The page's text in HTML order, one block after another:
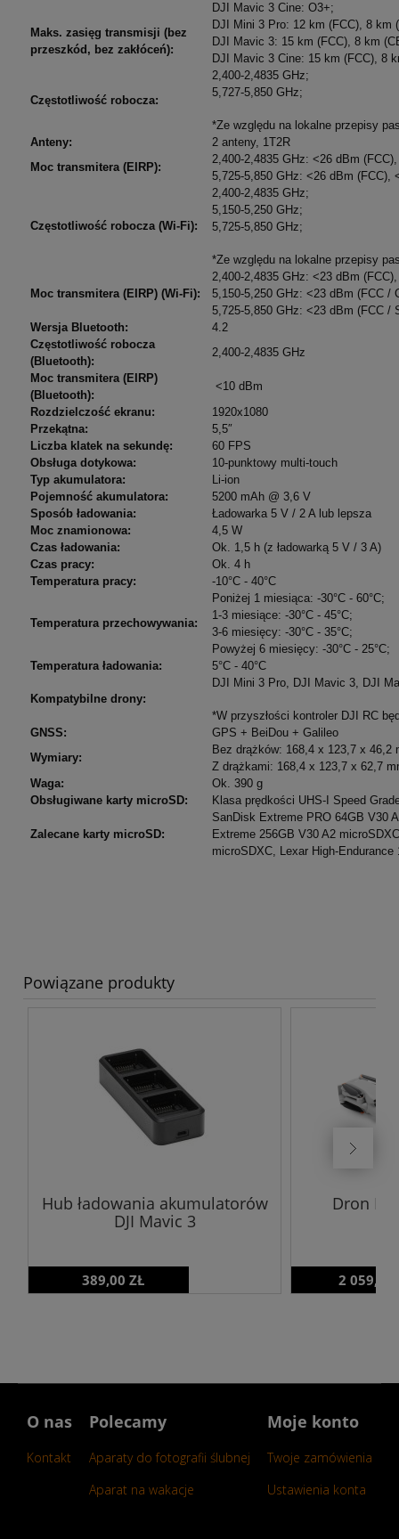
DJI Mavic 3 Cine: O3+;
Maks. zasięg transmisji (bez
przeszkód, bez zakłóceń):
DJI Mini 3 Pro: 12 km (FCC), 8 km
DJI Mavic 3: 15 km (FCC), 8 km
DJI Mavic 3 Cine: 15 km (FCC), 8
Częstotliwość robocza:
2,400-2,4835 GHz;
5,727-5,850 GHz;
*Ze względu na lokalne przepisy
Anteny:
2 anteny, 1T2R
Moc transmitera (EIRP):
2,400-2,4835 GHz: <26 dBm
5,725-5,850 GHz: <26 dBm (FCC),
Częstotliwość robocza (Wi-Fi):
2,400-2,4835 GHz;
5,150-5,250 GHz;
5,725-5,850 GHz;
*Ze względu na lokalne przepisy
Moc transmitera (EIRP) (Wi-Fi):
2,400-2,4835 GHz: <23 dBm
5,150-5,250 GHz: <23 dBm (FCC /
5,725-5,850 GHz: <23 dBm (FCC /
Wersja Bluetooth:
4.2
Częstotliwość robocza
(Bluetooth):
2,400-2,4835 GHz
Moc transmitera (EIRP)
(Bluetooth):
<10 dBm
Rozdzielczość ekranu:
1920x1080
Przekątna:
5,5″
Liczba klatek na sekundę:
60 FPS
Obsługa dotykowa:
10-punktowy multi-touch
Typ akumulatora:
Li-ion
Pojemność akumulatora:
5200 mAh @ 3,6 V
Sposób ładowania:
Ładowarka 5 V / 2 A lub lepsza
Moc znamionowa:
4,5 W
Czas ładowania:
Ok. 1,5 h (z ładowarką 5 V / 3 A)
Czas pracy:
Ok. 4 h
Temperatura pracy:
-10°C - 40°C
Temperatura przechowywania:
Poniżej 1 miesiąca: -30°C - 60°C;
1-3 miesiące: -30°C - 45°C;
3-6 miesięcy: -30°C - 35°C;
Powyżej 6 miesięcy: -30°C - 25°C;
Temperatura ładowania:
5°C - 40°C
Kompatybilne drony:
DJI Mini 3 Pro, DJI Mavic 3, DJI
*W przyszłości kontroler DJI RC
GNSS:
GPS + BeiDou + Galileo
Wymiary:
Bez drążków: 168,4 x 123,7 x 46,2
Z drążkami: 168,4 x 123,7 x 62,7
Waga:
Ok. 390 g
Obsługiwane karty microSD:
Klasa prędkości UHS-I Speed
Zalecane karty microSD:
SanDisk Extreme PRO 64GB V30
Extreme 256GB V30 A2
microSDXC, Lexar High-
Powiązane produkty
Hub ładowania akumulatorów
DJI Mavic 3
389,00 ZŁ
Dron DJI
2 059,00
O nas
Kontakt
Polecamy
Aparaty do fotografii ślubnej
Aparat na wakacje
Moje konto
Twoje zamówienia
Ustawienia konta